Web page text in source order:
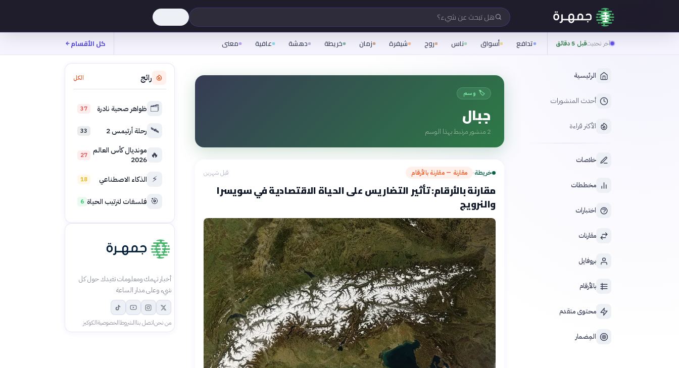
هل تبحث عن شيء؟
آخر تحديثقبل 5 دقائق تدافع أسواق ناس روح شيفرة زمان خريطة دهشة عافية معنى كل الأقسام
الرئيسية
أحدث المنشورات
الأكثر قراءة
خلاصات
مخططات
اختبارات
مقارنات
بروفايل
بالأرقام
محتوى متقدم
المِضمار
🏷️ وسم
جبال
2 منشور مرتبط بهذا الوسم
خريطة› مقارنة — مقارنة بالأرقام قبل شهرين
مقارنة بالأرقام: تأثير التضاريس على الحياة الاقتصادية في سويسرا
والنرويج
رائج الكل
🗂️ ظواهر صحية نادرة 37
🛰️ رحلة أرتيمس 2 33
🔥 مونديال كأس العالم
2026
27
⚡ الذكاء الاصطناعي 18
🎯 فلسفات لترتيب الحياة 6
أخبار تهمك ومعلومات تفيدك حول كل
شيء وعلى مدار الساعة
من نحناتصل بناالشروطالخصوصيةالكوكيز